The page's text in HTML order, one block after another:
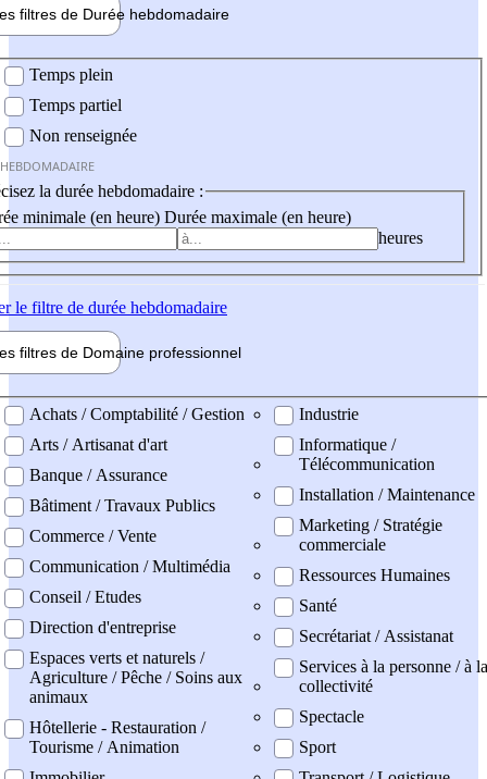
filtres de Durée hebdomadaire
Temps plein
Temps partiel
Non renseignée
la durée hebdomadaire :
minimale (en heure) Durée maximale (en heure)
heures
le filtre de durée hebdomadaire
filtres de Domaine professionnel
professionel
Achats / Comptabilité / Gestion
Arts / Artisanat d'art
Banque / Assurance
Bâtiment / Travaux Publics
Commerce / Vente
Communication / Multimédia
Conseil / Etudes
Direction d'entreprise
Espaces verts et naturels /
Agriculture / Pêche / Soins aux
animaux
Hôtellerie - Restauration /
Tourisme / Animation
Industrie
Informatique /
Télécommunication
Installation / Maintenance
Marketing / Stratégie
commerciale
Ressources Humaines
Santé
Secrétariat / Assistanat
Services à la personne / à la
collectivité
Spectacle
Sport